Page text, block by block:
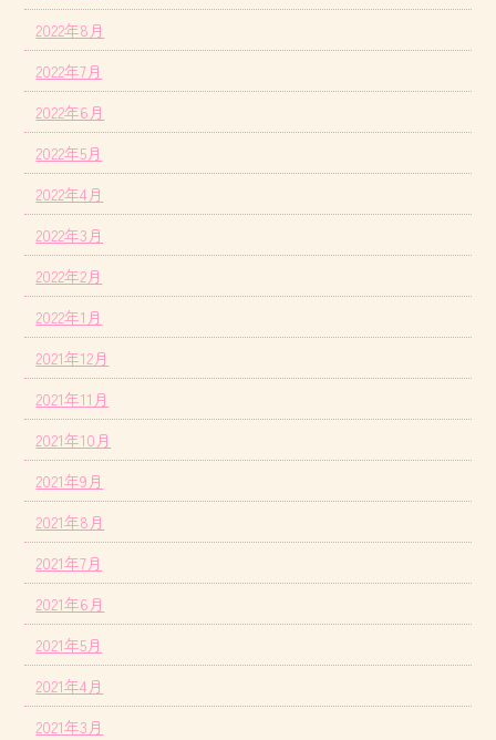
2022年8月
2022年7月
2022年6月
2022年5月
2022年4月
2022年3月
2022年2月
2022年1月
2021年12月
2021年11月
2021年10月
2021年9月
2021年8月
2021年7月
2021年6月
2021年5月
2021年4月
2021年3月